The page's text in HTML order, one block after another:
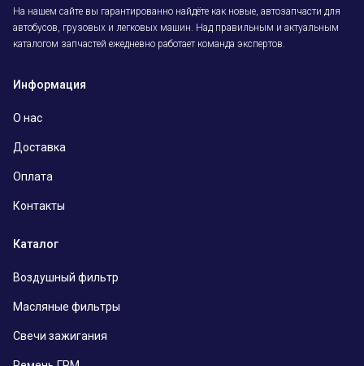
На нашем сайте вы гарантированно найдёте как новые, автозапчасти для
автобусов, грузовых и легковых машин. Над правильным и актуальным
каталогом запчастей ежедневно работает команда экспертов.
Информация
О нас
Доставка
Оплата
Контакты
Каталог
Воздушный фильтр
Масляные фильтры
Свечи зажигания